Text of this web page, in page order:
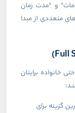
و "مدت زمان
متعددی از مبدا
Full
)
خانواده برایتان
گزینه برای